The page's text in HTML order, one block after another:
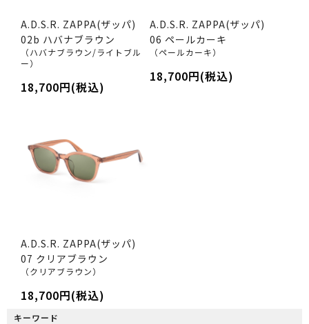
A.D.S.R. ZAPPA(ザッパ)
02b ハバナブラウン
（ハバナブラウン/ライトブル
ー）
18,700円(税込)
A.D.S.R. ZAPPA(ザッパ)
06 ペールカーキ
（ペールカーキ）
18,700円(税込)
A.D.S.R. ZAPPA(ザッパ)
07 クリアブラウン
（クリアブラウン）
18,700円(税込)
キーワード